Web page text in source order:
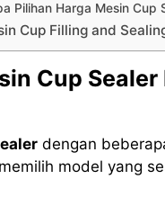
Pilihan Harga Mesin Cup
Cup Filling and
Cup Sealer
dengan
model yang